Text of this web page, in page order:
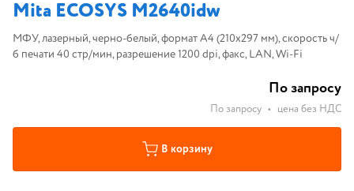
Mita ECOSYS M2640idw
МФУ, лазерный, черно-белый, формат A4 (210x297 мм), скорость ч/
б печати 40 стр/мин, разрешение 1200 dpi, факс, LAN, Wi-Fi
По запросу
По запросу • цена без НДС
В корзину